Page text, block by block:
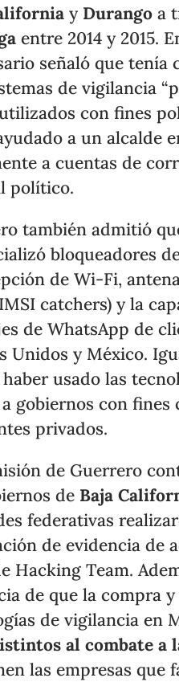
y Durango a
entre 2014 y 2015.
señaló que tenía
de vigilancia
con fines
a un alcalde
a cuentas de
político.
también admitió
bloqueadores
de Wi-Fi,
catchers) y la
de WhatsApp de
Unidos y México.
usado las
gobiernos con fines
privados.
de Guerrero
de Baja
federativas
de evidencia de
Hacking Team.
de que la compra
de vigilancia en
al combate a
las empresas que